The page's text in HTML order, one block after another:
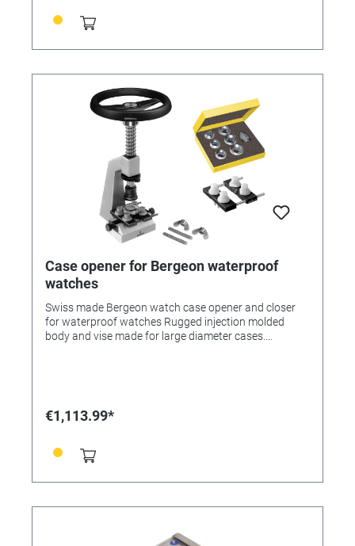
Case opener for Bergeon waterproof
watches
Swiss made Bergeon watch case opener and closer
for waterproof watches Rugged injection molded
body and vise made for large diameter cases.
opener inserts with connector
€1,113.99*